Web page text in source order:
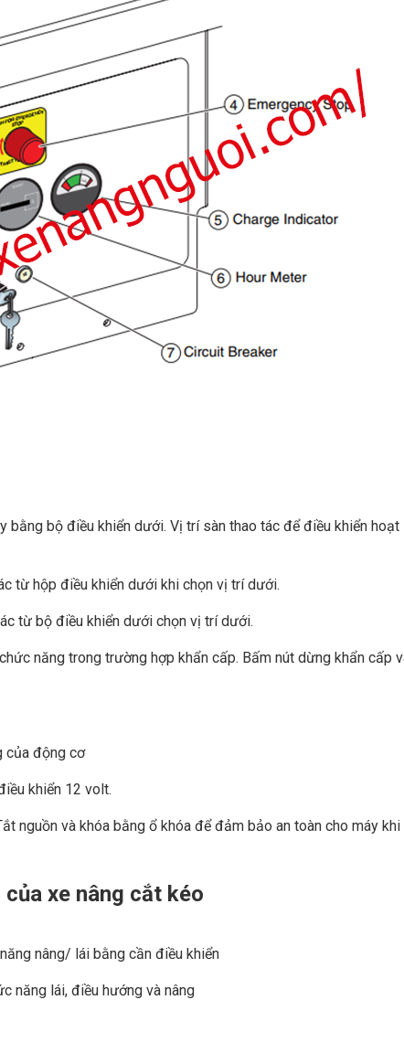
bằng bộ điều khiển dưới. Vị trí sàn thao tác để điều khiển hoạt
từ hộp điều khiển dưới khi chọn vị trí dưới.
từ bộ điều khiển dưới chọn vị trí dưới.
năng trong trường hợp khẩn cấp. Bấm nút dừng khẩn cấp
của động cơ
khiển 12 volt.
nguồn và khóa bằng ổ khóa để đảm bảo an toàn cho máy khi
xe nâng cắt kéo
nâng/ lái bằng cần điều khiển
năng lái, điều hướng và nâng